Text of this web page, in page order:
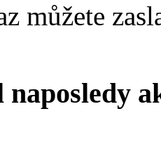
můžete
naposledy